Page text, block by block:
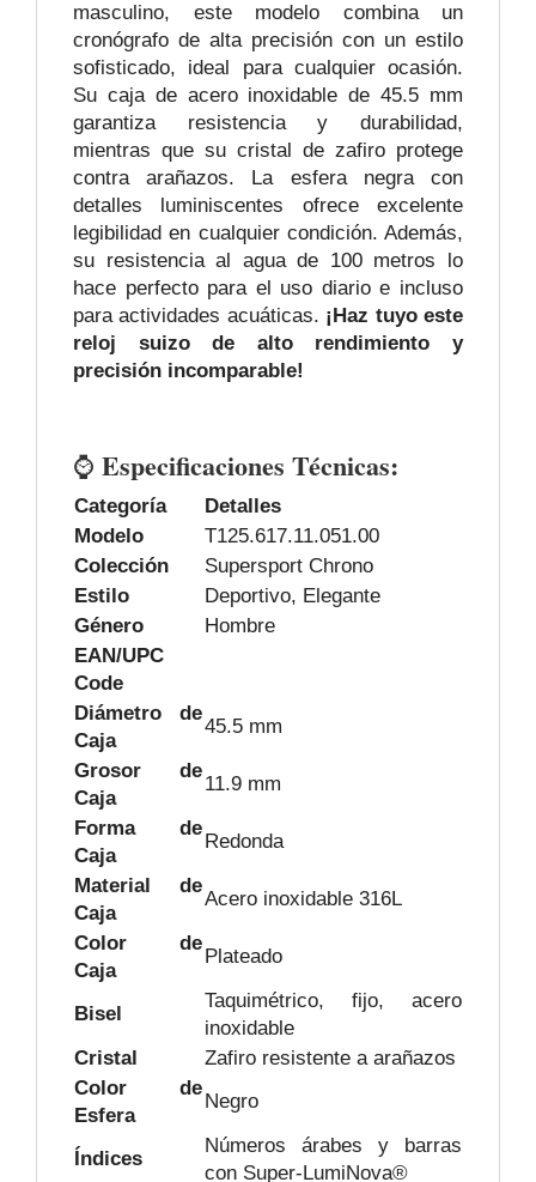
masculino, este modelo combina un
cronógrafo de alta precisión con un estilo
sofisticado, ideal para cualquier ocasión.
Su caja de acero inoxidable de 45.5 mm
garantiza resistencia y durabilidad,
mientras que su cristal de zafiro protege
contra arañazos. La esfera negra con
detalles luminiscentes ofrece excelente
legibilidad en cualquier condición. Además,
su resistencia al agua de 100 metros lo
hace perfecto para el uso diario e incluso
para actividades acuáticas. ¡Haz tuyo este
reloj suizo de alto rendimiento y
precisión incomparable!
⌚ Especificaciones Técnicas:
Categoría
Detalles
Modelo
T125.617.11.051.00
Colección
Supersport Chrono
Estilo
Deportivo, Elegante
Género
Hombre
EAN/UPC
Code
Diámetro de
Caja
45.5 mm
Grosor de
Caja
11.9 mm
Forma de
Caja
Redonda
Material de
Caja
Acero inoxidable 316L
Color de
Caja
Plateado
Bisel
Taquimétrico, fijo, acero
inoxidable
Cristal
Zafiro resistente a arañazos
Color de
Esfera
Negro
Índices
Números árabes y barras
con Super-LumiNova®